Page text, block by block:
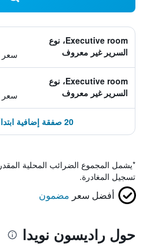
Executive room، نوع
السرير غير معروف
سعر
Executive room، نوع
السرير غير معروف
سعر
20 صفقة إضافية ابتداءً من 344 ﷼
*يشمل المجموع الضرائب المحلية
تسجيل المغادرة.
أفضل سعر مضمون
حول راديسون نويدا